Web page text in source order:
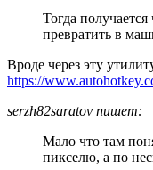
Тогда
превратить в
Вроде через эту
https://
serzh82saratov пишет:
Мало что там
пикселю, а по